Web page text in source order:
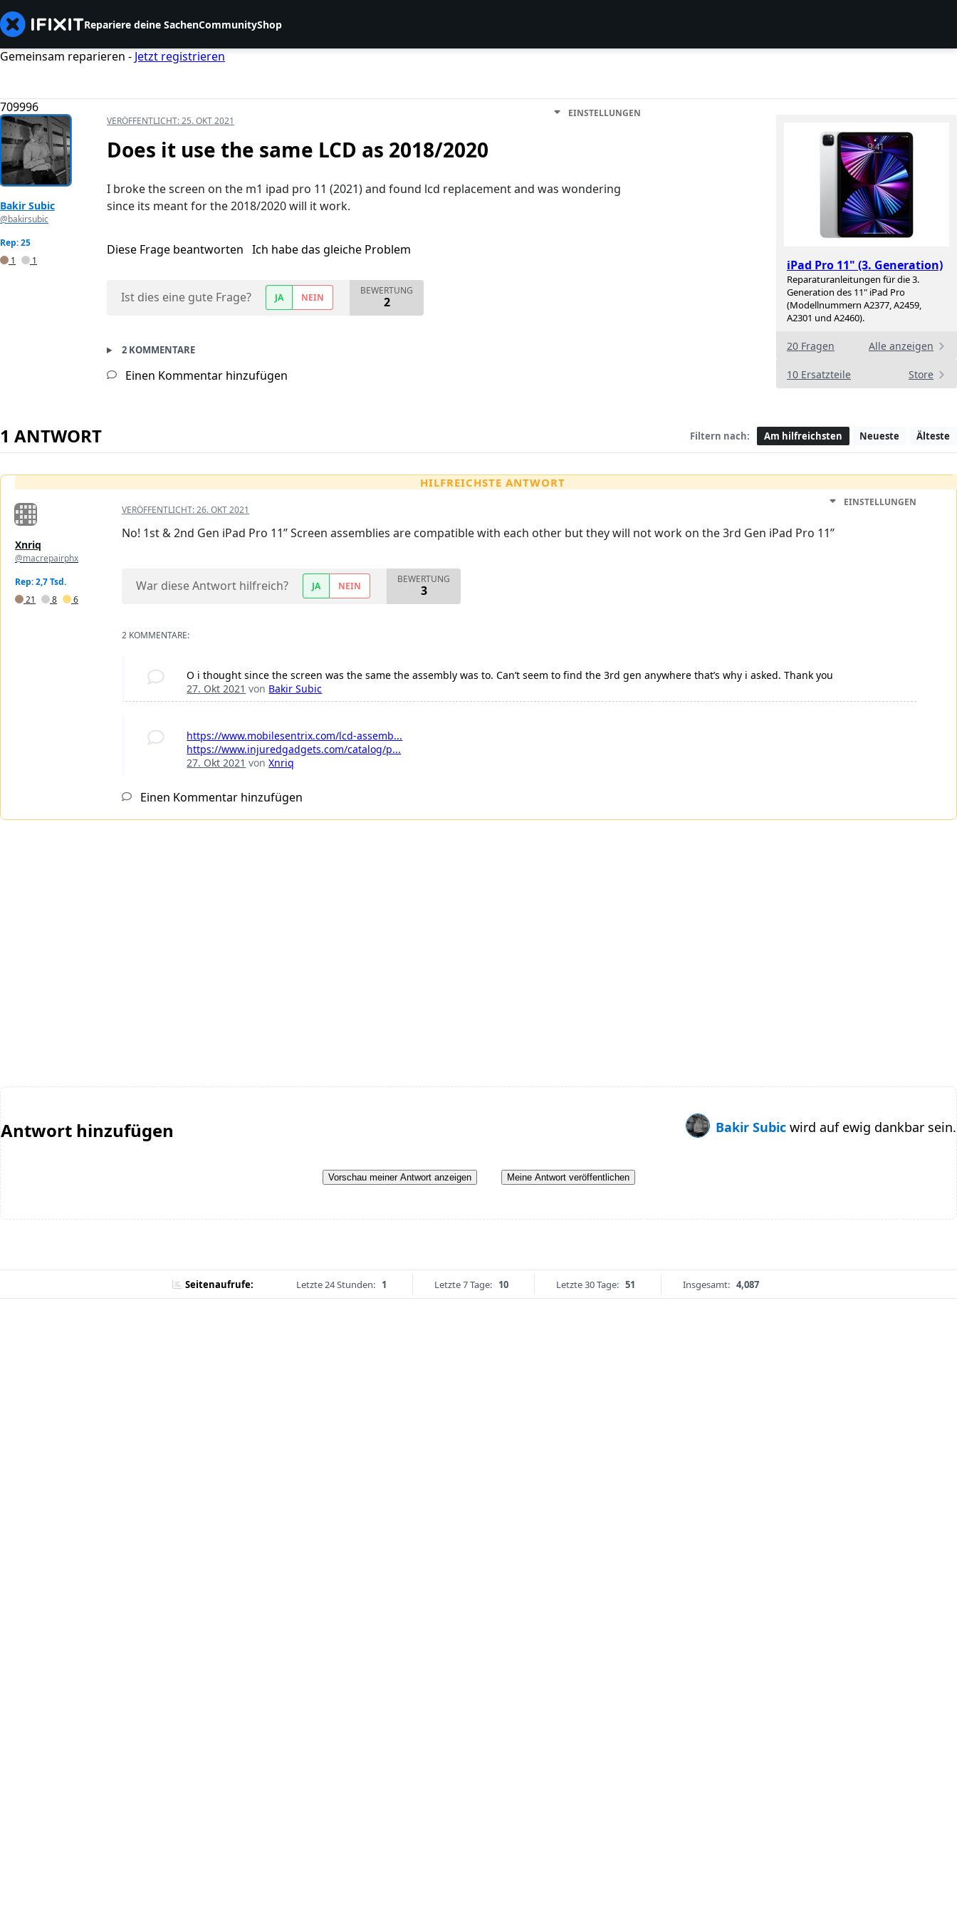
Repariere deine SachenCommunityShop
Gemeinsam reparieren - Jetzt registrieren
709996
iPad Pro 11" (3. Generation)
Reparaturanleitungen für die 3.
Generation des 11" iPad Pro
(Modellnummern A2377, A2459,
A2301 und A2460).
20 Fragen Alle anzeigen
10 Ersatzteile Store
Bakir Subic
@bakirsubic
Rep: 25
1
1
VERÖFFENTLICHT:25. OKT 2021
EINSTELLUNGEN
Does it use the same LCD as 2018/2020
I broke the screen on the m1 ipad pro 11 (2021) and found lcd replacement and was wondering
since its meant for the 2018/2020 will it work.
Diese Frage beantworten Ich habe das gleiche Problem
Ist dies eine gute Frage? JA NEIN
BEWERTUNG
2
2 KOMMENTARE
Einen Kommentar hinzufügen
1 ANTWORT Filtern nach: Am hilfreichsten Neueste Älteste
HILFREICHSTE ANTWORT
Xnriq
@macrepairphx
Rep: 2,7 Tsd.
21
8 6
VERÖFFENTLICHT:26. OKT 2021
EINSTELLUNGEN
No! 1st & 2nd Gen iPad Pro 11” Screen assemblies are compatible with each other but they will not work on the 3rd Gen iPad Pro 11”
War diese Antwort hilfreich? JA NEIN
BEWERTUNG
3
2 KOMMENTARE:
O i thought since the screen was the same the assembly was to. Can’t seem to find the 3rd gen anywhere that’s why i asked. Thank you
27. Okt 2021 von Bakir Subic
https://www.mobilesentrix.com/lcd-assemb...
https://www.injuredgadgets.com/catalog/p...
27. Okt 2021 vonXnriq
Einen Kommentar hinzufügen
Antwort hinzufügen Bakir Subic wird auf ewig dankbar sein.
Vorschau meiner Antwort anzeigen Meine Antwort veröffentlichen
Seitenaufrufe: Letzte 24 Stunden: 1 Letzte 7 Tage: 10 Letzte 30 Tage: 51 Insgesamt: 4,087